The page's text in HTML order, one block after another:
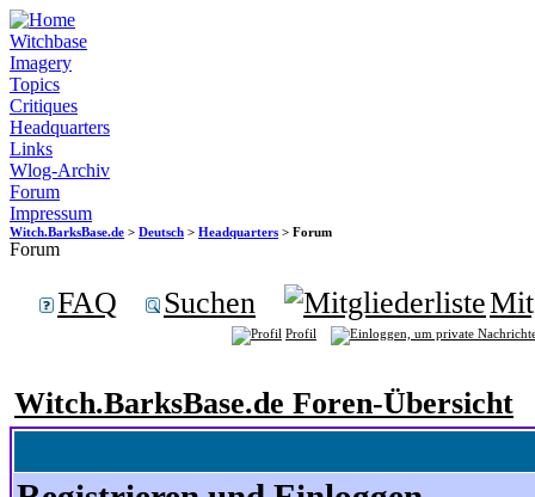
Witchbase
Imagery
Topics
Critiques
Headquarters
Links
Wlog-Archiv
Forum
Impressum
Witch.BarksBase.de > Deutsch > Headquarters > Forum
Forum
FAQ Suchen
Profil
Witch.BarksBase.de Foren-Übersicht